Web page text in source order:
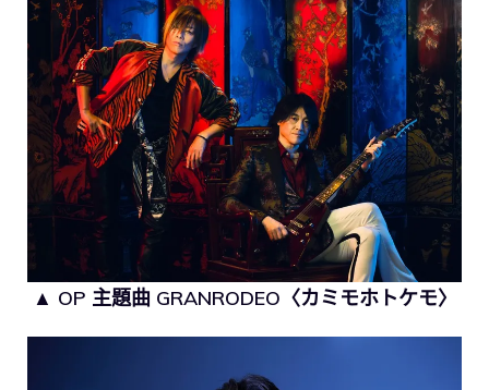
▲ OP 主題曲 GRANRODEO〈カミモホトケモ〉